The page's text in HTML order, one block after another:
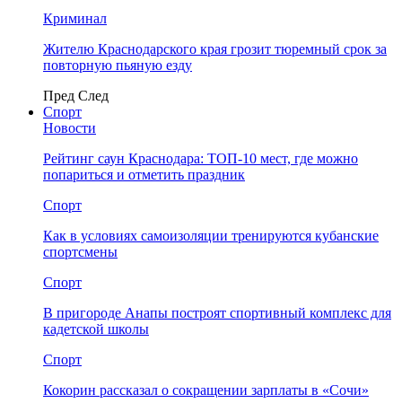
Криминал
Жителю Краснодарского края грозит тюремный срок за
повторную пьяную езду
Пред След
Спорт
Новости
Рейтинг саун Краснодара: ТОП-10 мест, где можно
попариться и отметить праздник
Спорт
Как в условиях самоизоляции тренируются кубанские
спортсмены
Спорт
В пригороде Анапы построят спортивный комплекс для
кадетской школы
Спорт
Кокорин рассказал о сокращении зарплаты в «Сочи»